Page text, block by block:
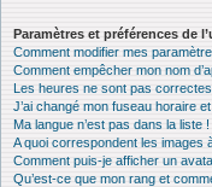
Paramètres et préférences de
Comment modifier mes
Comment empêcher mon nom
Les heures ne sont pas
J’ai changé mon fuseau horaire
Ma langue n’est pas dans la liste !
A quoi correspondent les images
Comment puis-je afficher un
Qu’est-ce que mon rang et